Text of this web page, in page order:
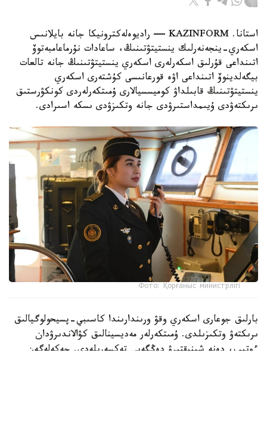
استانا. KAZINFORM — راديوەلەكترونيكا جانە بايلانىس
اسكەري-ينجەنەرلىك ينستيتۋتىنىڭ، ساعادات نۇرماعامبەتوۆ
اتىنداعى قۇرلىق اسكەرلەرى اسكەري ينستيتۋتىنىڭ جانە تالعات
بيگەلدينوۆ اتىنداعى اۋە قورعانىسى كۇشتەرى اسكەري
ينستيتۋتىنىڭ قابىلداۋ كوميسسيالارى ۇمىتكەرلەردى كونكۋرستىق
ىرىكتەۋدى ۇيىمداستىرۋدى جانە وتكىزۋدى ىسكە اسىرادى.
Фото: Қорғаныс министрлігі
بارلىق جوعارى اسكەري وقۋ ورىندارىندا كاسىبي-پسيحولوگيالىق
ىرىكتەۋ وتكىزىلدى. ۇمىتكەرلەر مەديسينالىق كۋالاندىرۋدان
ءوتىپ، دەنە شىنىقتىرۋ دەڭگەيى تەكسەرىلەدى. جەكەلەگەن